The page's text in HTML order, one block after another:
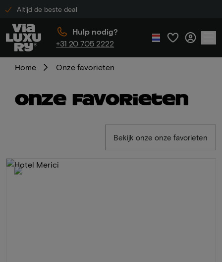
Altijd de beste deal
Hulp nodig?
+31 20 705 2222
Home Onze favorieten
Onze favorieten
Bekijk onze onze favorieten